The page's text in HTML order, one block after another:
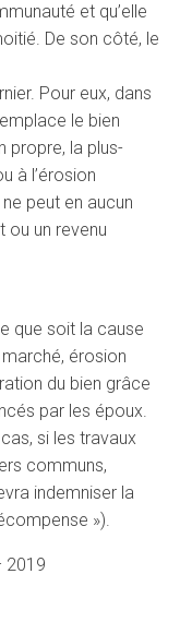
et qu’elle
De son côté, le
Pour eux, dans
le bien
propre, la plus-
à l’érosion
peut en aucun
ou un revenu
que soit la cause
érosion
du bien grâce
par les époux.
si les travaux
communs,
indemniser la
»).
2019